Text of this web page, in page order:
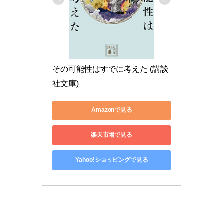
その可能性はすでに考えた (講談
社文庫)
Amazonで見る
楽天市場で見る
Yahoo!ショッピングで見る